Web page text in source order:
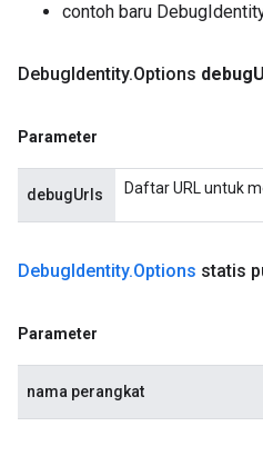
contoh baru
DebugIdentity.Options debug
Parameter
debugUrls Daftar URL untuk
DebugIdentity.Options statis
Parameter
nama perangkat